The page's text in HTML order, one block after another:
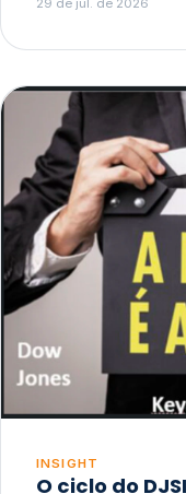
reputacional e o
INSIGHT
O ciclo do DJSI